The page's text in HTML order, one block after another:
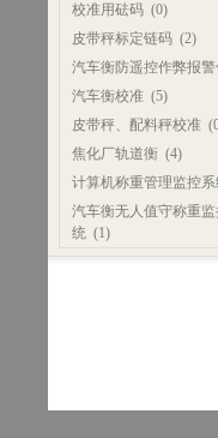
校准用砝码(0)
皮带秤标定链码(2)
汽车衡防遥控作弊报警
汽车衡校准(5)
皮带秤、配料秤校准
焦化厂轨道衡(4)
计算机称重管理监控系
汽车衡无人值守称重
统(1)